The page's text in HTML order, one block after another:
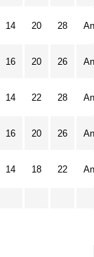
14 20 28
16 20 26
14 22 28
16 20 26
14 18 22